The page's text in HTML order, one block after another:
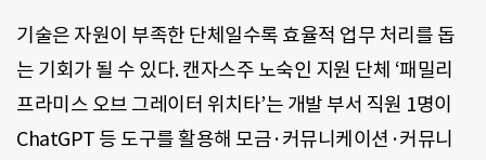
기술은 자원이 부족한 단체일수록 효율적 업무 처리를 돕
는 기회가 될 수 있다. 캔자스주 노숙인 지원 단체 ‘패밀리
프라미스 오브 그레이터 위치타’는 개발 부서 직원 1명이
ChatGPT 등 도구를 활용해 모금·커뮤니케이션·커뮤니